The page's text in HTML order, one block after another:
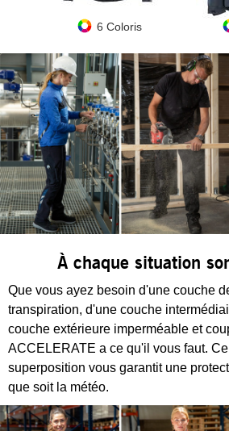
6 Coloris
À chaque situation
Que vous ayez besoin d'une couche
transpiration, d'une couche
couche extérieure imperméable et
ACCELERATE a ce qu'il vous faut.
superposition vous garantit une
que soit la météo.